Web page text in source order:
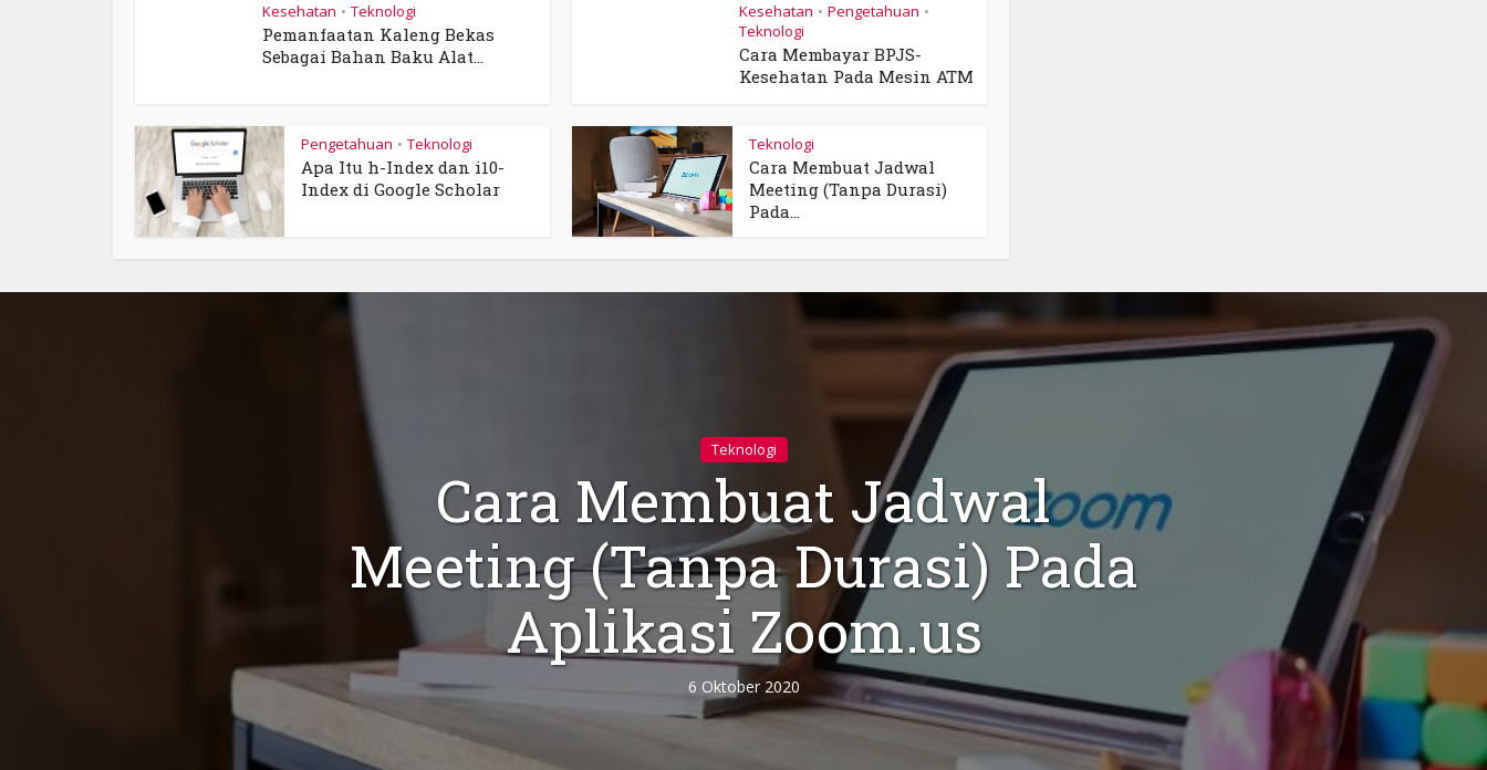
Kesehatan • Teknologi
Pemanfaatan Kaleng Bekas
Sebagai Bahan Baku Alat...
Kesehatan • Pengetahuan •
Teknologi
Cara Membayar BPJS-
Kesehatan Pada Mesin ATM
Pengetahuan • Teknologi
Apa Itu h-Index dan i10-
Index di Google Scholar
Teknologi
Cara Membuat Jadwal
Meeting (Tanpa Durasi)
Pada...
Teknologi
Cara Membuat Jadwal
Meeting (Tanpa Durasi) Pada
Aplikasi Zoom.us
6 Oktober 2020